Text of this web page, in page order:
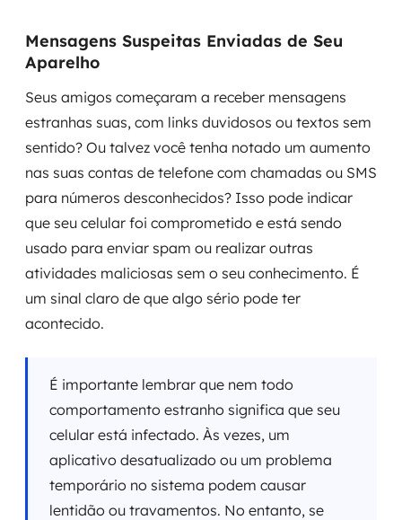
Mensagens Suspeitas Enviadas de Seu
Aparelho
Seus amigos começaram a receber mensagens
estranhas suas, com links duvidosos ou textos sem
sentido? Ou talvez você tenha notado um aumento
nas suas contas de telefone com chamadas ou SMS
para números desconhecidos? Isso pode indicar
que seu celular foi comprometido e está sendo
usado para enviar spam ou realizar outras
atividades maliciosas sem o seu conhecimento. É
um sinal claro de que algo sério pode ter
acontecido.
É importante lembrar que nem todo
comportamento estranho significa que seu
celular está infectado. Às vezes, um
aplicativo desatualizado ou um problema
temporário no sistema podem causar
lentidão ou travamentos. No entanto, se